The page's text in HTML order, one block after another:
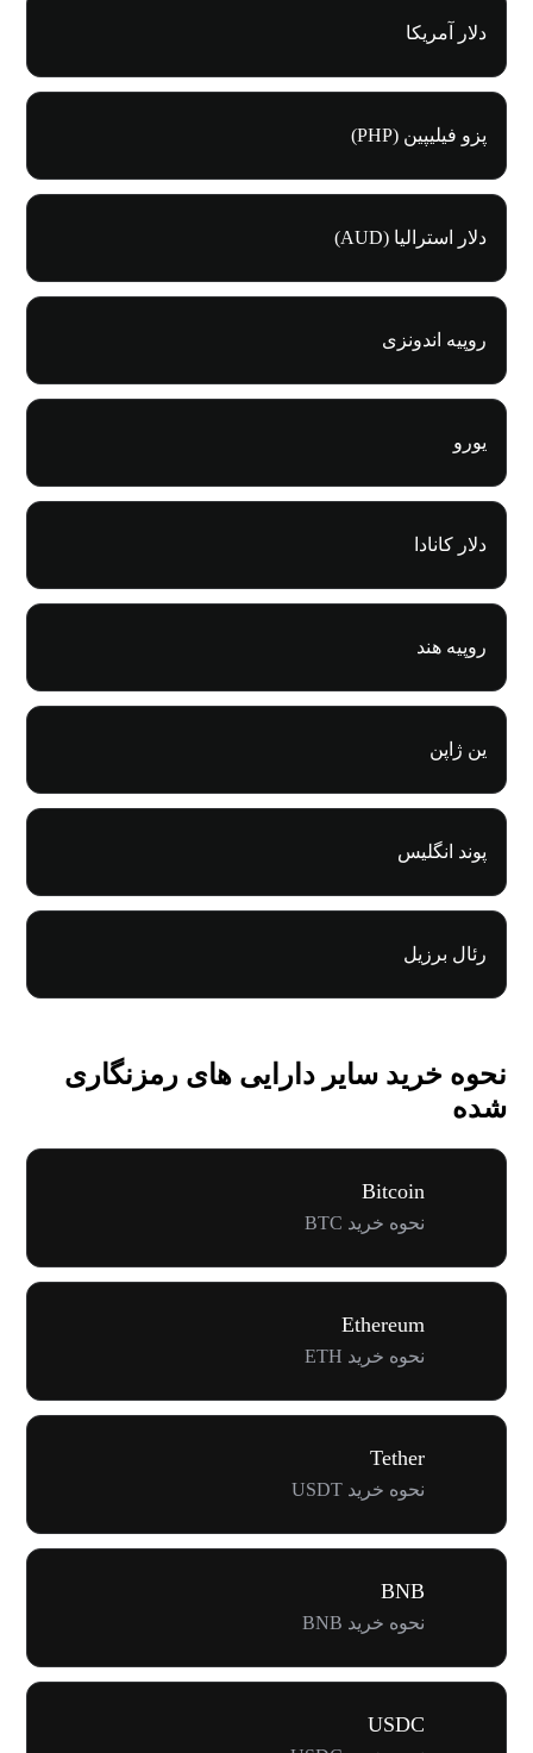
دلار آمریکا
پزو فیلیپین (PHP)
دلار استرالیا (AUD)
روپیه اندونزی
یورو
دلار کانادا
روپیه هند
ین ژاپن
پوند انگلیس
رئال برزیل
نحوه خرید سایر دارایی های رمزنگاری
شده
Bitcoin
نحوه خرید BTC
Ethereum
نحوه خرید ETH
Tether
نحوه خرید USDT
BNB
نحوه خرید BNB
USDC